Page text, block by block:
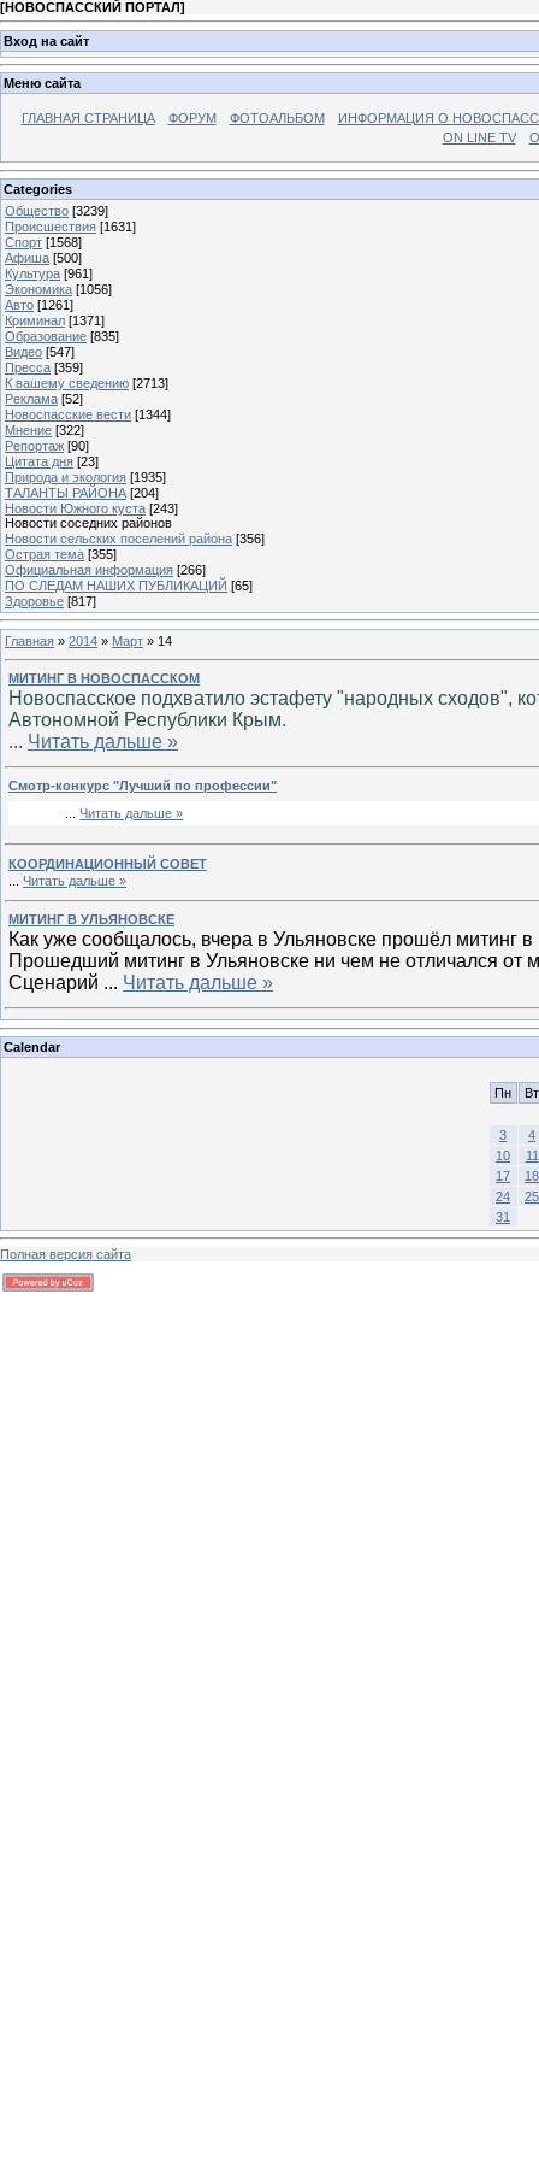
[НОВОСПАССКИЙ ПОРТАЛ]
Вход на сайт
Меню сайта
ГЛАВНАЯ СТРАНИЦА ФОРУМ ФОТОАЛЬБОМ
ИНФОРМАЦИЯ О
ON LINE TV
Categories
Общество [3239]
Происшествия [1631]
Спорт [1568]
Афиша [500]
Культура [961]
Экономика [1056]
Авто [1261]
Криминал [1371]
Образование [835]
Видео [547]
Пресса [359]
К вашему сведению [2713]
Реклама [52]
Новоспасские вести [1344]
Мнение [322]
Репортаж [90]
Цитата дня [23]
Природа и экология [1935]
ТАЛАНТЫ РАЙОНА [204]
Новости Южного куста [243]
Новости соседних районов
Новости сельских поселений района [356]
Острая тема [355]
Официальная информация [266]
ПО СЛЕДАМ НАШИХ ПУБЛИКАЦИЙ [65]
Здоровье [817]
Главная » 2014 » Март » 14
МИТИНГ В НОВОСПАССКОМ
Новоспасское подхватило эстафету "народных сходов",
Автономной Республики Крым.
... Читать дальше »
Смотр-кон­курс "Луч­ший по про­фес­сии"
...Читать дальше »
КООРДИНАЦИОННЫЙ СОВЕТ
Читать дальше »
МИТИНГ В УЛЬЯНОВСКЕ
Как уже сообщалось, вчера в Ульяновске прошёл митинг
Прошедший митинг в Ульяновске ни чем не отличался от
Сценарий ... Читать дальше »
Calendar
Пн Вт
3
4
10
11
17
18
24
25
31
Полная версия сайта